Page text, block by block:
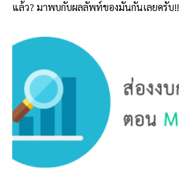
แล้ว? มาพบกับผลลัพท์ของมันกันเลยครับ!!